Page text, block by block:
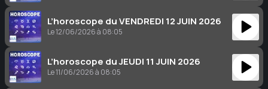
L’horoscope du VENDREDI 12 JUIN 2026
Le 12/06/2026 à 08:05
L’horoscope du JEUDI 11 JUIN 2026
Le 11/06/2026 à 08:05